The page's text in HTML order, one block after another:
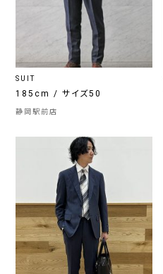
SUIT
185cm / サイズ50
静岡駅前店